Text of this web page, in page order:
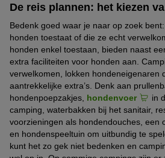
De reis plannen: het kiezen
Bedenk goed waar je naar op zoek
honden toestaat of die ze echt
honden enkel toestaan, bieden naast
extra faciliteiten voor honden aan.
verwelkomen, lokken hondeneigenaren
aantrekkelijke extra’s. Denk aan
hondenpoepzakjes, hondenvoer
in
camping, waterbakken bij het sanitair,
voorzieningen als hondendouches, een
en hondenspeeltuin om uitbundig te
kunt het zo gek niet bedenken en